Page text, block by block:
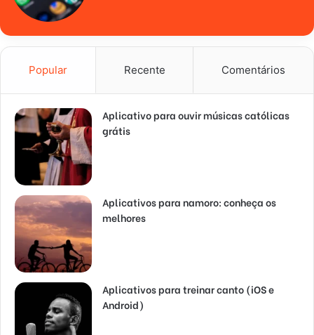
Popular Recente Comentários
Aplicativo para ouvir músicas católicas
grátis
Aplicativos para namoro: conheça os
melhores
Aplicativos para treinar canto (iOS e
Android)